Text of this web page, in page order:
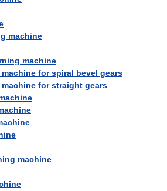
machine
machine
for spiral bevel gears
for straight gears
machine